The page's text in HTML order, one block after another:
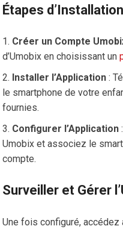
Étapes
Créer un Compte
d’Umobix en choisissant un
Installer l’Application :
le smartphone de votre
fournies.
Configurer l’Application
Umobix et associez le
compte.
Surveiller et Gérer
Une fois configuré, accédez